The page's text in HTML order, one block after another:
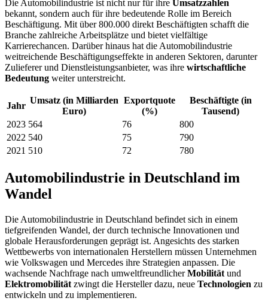
Die Automobilindustrie ist nicht nur für ihre Umsatzzahlen
bekannt, sondern auch für ihre bedeutende Rolle im Bereich
Beschäftigung. Mit über 800.000 direkt Beschäftigten schafft die
Branche zahlreiche Arbeitsplätze und bietet vielfältige
Karrierechancen. Darüber hinaus hat die Automobilindustrie
weitreichende Beschäftigungseffekte in anderen Sektoren, darunter
Zulieferer und Dienstleistungsanbieter, was ihre wirtschaftliche
Bedeutung weiter unterstreicht.
Jahr
Umsatz (in Milliarden
Euro)
Exportquote
(%)
Beschäftigte (in
Tausend)
2023 564 76
800
2022 540 75
790
2021 510 72 780
Automobilindustrie in Deutschland im
Wandel
Die Automobilindustrie in Deutschland befindet sich in einem
tiefgreifenden Wandel, der durch technische Innovationen und
globale Herausforderungen geprägt ist. Angesichts des starken
Wettbewerbs von internationalen Herstellern müssen Unternehmen
wie Volkswagen und Mercedes ihre Strategien anpassen. Die
wachsende Nachfrage nach umweltfreundlicherMobilität und
Elektromobilität zwingt die Hersteller dazu, neue Technologien zu
entwickeln und zu implementieren.